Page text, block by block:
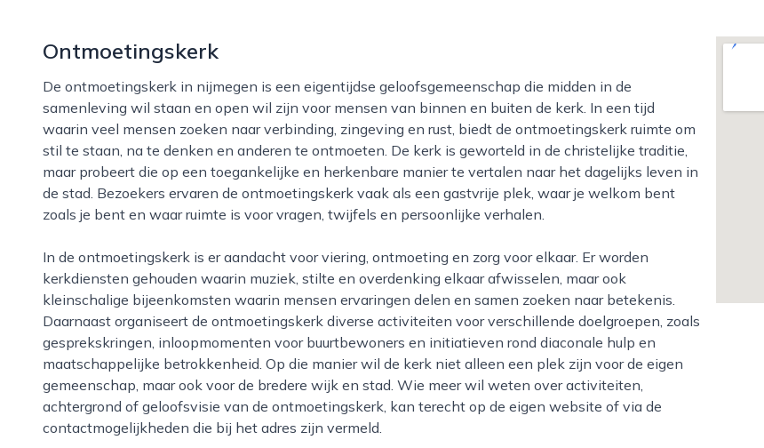
Ontmoetingskerk
De ontmoetingskerk in nijmegen is een eigentijdse geloofsgemeenschap die midden in de
samenleving wil staan en open wil zijn voor mensen van binnen en buiten de kerk. In een tijd
waarin veel mensen zoeken naar verbinding, zingeving en rust, biedt de ontmoetingskerk ruimte om
stil te staan, na te denken en anderen te ontmoeten. De kerk is geworteld in de christelijke traditie,
maar probeert die op een toegankelijke en herkenbare manier te vertalen naar het dagelijks leven in
de stad. Bezoekers ervaren de ontmoetingskerk vaak als een gastvrije plek, waar je welkom bent
zoals je bent en waar ruimte is voor vragen, twijfels en persoonlijke verhalen.
In de ontmoetingskerk is er aandacht voor viering, ontmoeting en zorg voor elkaar. Er worden
kerkdiensten gehouden waarin muziek, stilte en overdenking elkaar afwisselen, maar ook
kleinschalige bijeenkomsten waarin mensen ervaringen delen en samen zoeken naar betekenis.
Daarnaast organiseert de ontmoetingskerk diverse activiteiten voor verschillende doelgroepen, zoals
gesprekskringen, inloopmomenten voor buurtbewoners en initiatieven rond diaconale hulp en
maatschappelijke betrokkenheid. Op die manier wil de kerk niet alleen een plek zijn voor de eigen
gemeenschap, maar ook voor de bredere wijk en stad. Wie meer wil weten over activiteiten,
achtergrond of geloofsvisie van de ontmoetingskerk, kan terecht op de eigen website of via de
contactmogelijkheden die bij het adres zijn vermeld.